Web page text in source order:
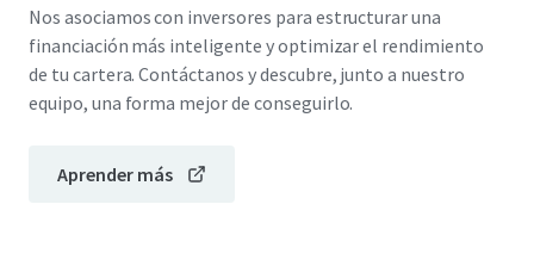
Nos asociamos con inversores para estructurar una
financiación más inteligente y optimizar el rendimiento
de tu cartera. Contáctanos y descubre, junto a nuestro
equipo, una forma mejor de conseguirlo.
Aprender más